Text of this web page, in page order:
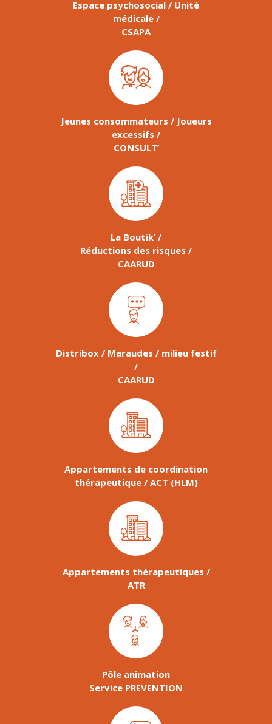
Espace psychosocial / Unité
médicale /
CSAPA
Jeunes consommateurs / Joueurs
excessifs /
CONSULT’
La Boutik’ /
Réductions des risques /
CAARUD
Distribox / Maraudes / milieu festif
/
CAARUD
Appartements de coordination
thérapeutique / ACT (HLM)
Appartements thérapeutiques /
ATR
Pôle animation
Service PREVENTION